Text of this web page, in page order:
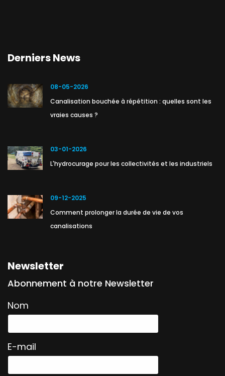
Derniers News
08-05-2026
Canalisation bouchée à répétition : quelles sont les
vraies causes ?
03-01-2026
L'hydrocurage pour les collectivités et les industriels
09-12-2025
Comment prolonger la durée de vie de vos
canalisations
Newsletter
Abonnement à notre Newsletter
Nom
E-mail